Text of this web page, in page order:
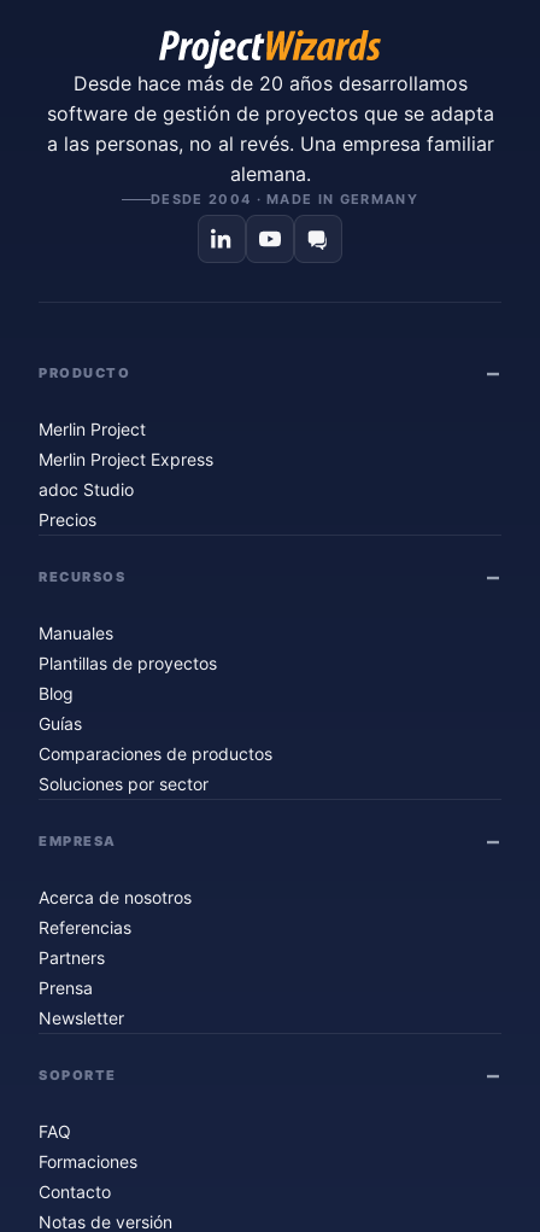
Desde hace más de 20 años desarrollamos
software de gestión de proyectos que se adapta
a las personas, no al revés. Una empresa familiar
alemana.
DESDE 2004 · MADE IN GERMANY
PRODUCTO
Merlin Project
Merlin Project Express
adoc Studio
Precios
RECURSOS
Manuales
Plantillas de proyectos
Blog
Guías
Comparaciones de productos
Soluciones por sector
EMPRESA
Acerca de nosotros
Referencias
Partners
Prensa
Newsletter
SOPORTE
FAQ
Formaciones
Contacto
Notas de versión